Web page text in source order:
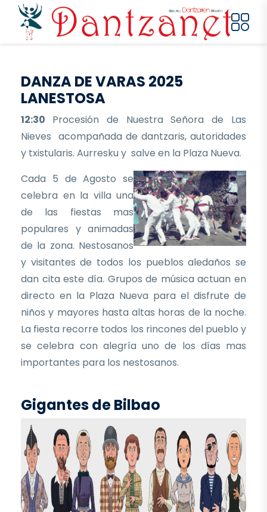
Pasar al contenido principal
DANZA DE VARAS 2025
LANESTOSA
12:30 Procesión de Nuestra Señora de Las
Nieves acompañada de dantzaris, autoridades
y txistularis. Aurresku y salve en la Plaza Nueva.
Cada 5 de Agosto se
celebra en la villa una
de las fiestas mas
populares y animadas
de la zona. Nestosanos
y visitantes de todos los pueblos aledaños se
dan cita este día. Grupos de música actuan en
directo en la Plaza Nueva para el disfrute de
niños y mayores hasta altas horas de la noche.
La fiesta recorre todos los rincones del pueblo y
se celebra con alegría uno de los días mas
importantes para los nestosanos.
Gigantes de Bilbao